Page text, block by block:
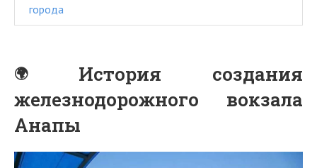
города
История создания
железнодорожного вокзала
Анапы